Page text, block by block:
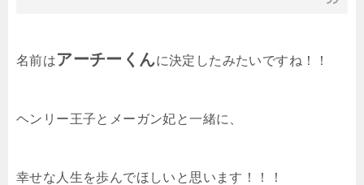
名前はアーチーくんに決定したみたいですね！！
ヘンリー王子とメーガン妃と一緒に、
幸せな人生を歩んでほしいと思います！！！